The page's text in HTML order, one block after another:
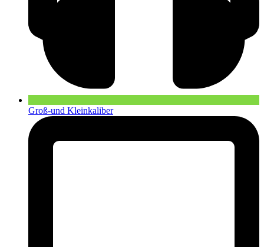
Groß-und Kleinkaliber